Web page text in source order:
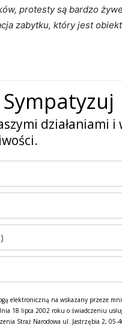
protesty są bardzo
zabytku, który jest
Sympatyzuj
działaniami
elektroniczną na wskazany przeze
18 lipca 2002 roku o świadczeniu
Straż Narodowa ul. Jastrzębia 2,